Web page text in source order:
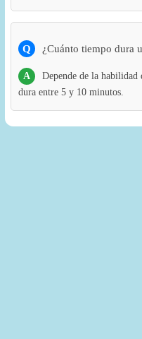
Q ¿Cuánto tiempo dura
A
Depende de la
dura entre 5 y 10 minutos.